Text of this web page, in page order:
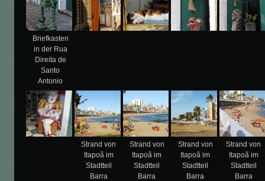
Briefkasten
in der Rua
Direita de
Santo
Antonio
Strand von
Itapoã im
Stadtteil
Barra
Strand von
Itapoã im
Stadtteil
Barra
Strand von
Itapoã im
Stadtteil
Barra
Strand von
Itapoã im
Stadtteil
Barra